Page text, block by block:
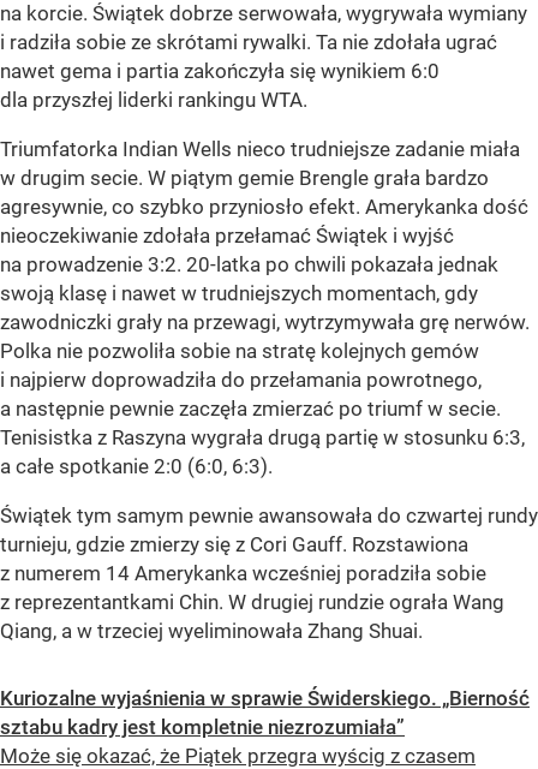
na korcie. Świątek dobrze serwowała, wygrywała wymiany
i radziła sobie ze skrótami rywalki. Ta nie zdołała ugrać
nawet gema i partia zakończyła się wynikiem 6:0
dla przyszłej liderki rankingu WTA.
Triumfatorka Indian Wells nieco trudniejsze zadanie miała
w drugim secie. W piątym gemie Brengle grała bardzo
agresywnie, co szybko przyniosło efekt. Amerykanka dość
nieoczekiwanie zdołała przełamać Świątek i wyjść
na prowadzenie 3:2. 20-latka po chwili pokazała jednak
swoją klasę i nawet w trudniejszych momentach, gdy
zawodniczki grały na przewagi, wytrzymywała grę nerwów.
Polka nie pozwoliła sobie na stratę kolejnych gemów
i najpierw doprowadziła do przełamania powrotnego,
a następnie pewnie zaczęła zmierzać po triumf w secie.
Tenisistka z Raszyna wygrała drugą partię w stosunku 6:3,
a całe spotkanie 2:0 (6:0, 6:3).
Świątek tym samym pewnie awansowała do czwartej rundy
turnieju, gdzie zmierzy się z Cori Gauff. Rozstawiona
z numerem 14 Amerykanka wcześniej poradziła sobie
z reprezentantkami Chin. W drugiej rundzie ograła Wang
Qiang, a w trzeciej wyeliminowała Zhang Shuai.
Kuriozalne wyjaśnienia w sprawie Świderskiego. „Bierność
sztabu kadry jest kompletnie niezrozumiała”
Może się okazać, że Piątek przegra wyścig z czasem